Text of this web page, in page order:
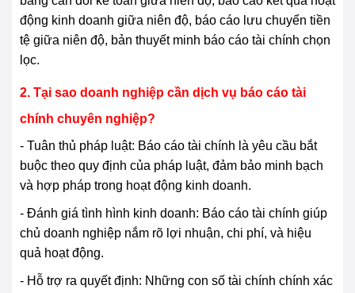
động kinh doanh giữa niên độ, báo cáo lưu chuyển tiền
tệ giữa niên độ, bản thuyết minh báo cáo tài chính chọn
lọc.
2. Tại sao doanh nghiệp cần dịch vụ báo cáo tài
chính chuyên nghiệp?
- Tuân thủ pháp luật: Báo cáo tài chính là yêu cầu bắt
buộc theo quy định của pháp luật, đảm bảo minh bạch
và hợp pháp trong hoạt động kinh doanh.
- Đánh giá tình hình kinh doanh: Báo cáo tài chính giúp
chủ doanh nghiệp nắm rõ lợi nhuận, chi phí, và hiệu
quả hoạt động.
- Hỗ trợ ra quyết định: Những con số tài chính chính xác